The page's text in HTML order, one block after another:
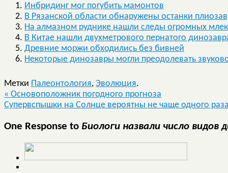
Инбридинг мог погубить мамонтов
В Рязанской области обнаружены останки
На алмазном руднике нашли следы огромных
В Китае нашли двухметрового пернатого
Древние моржи обходились без бивней
Некоторые динозавры могли преодолевать
Метки Палеонтология, Эволюция.
« Основоположник погодного прогноза
Супервспышки на Солнце вероятны не чаще одного
One Response to Биологи назвали число видов